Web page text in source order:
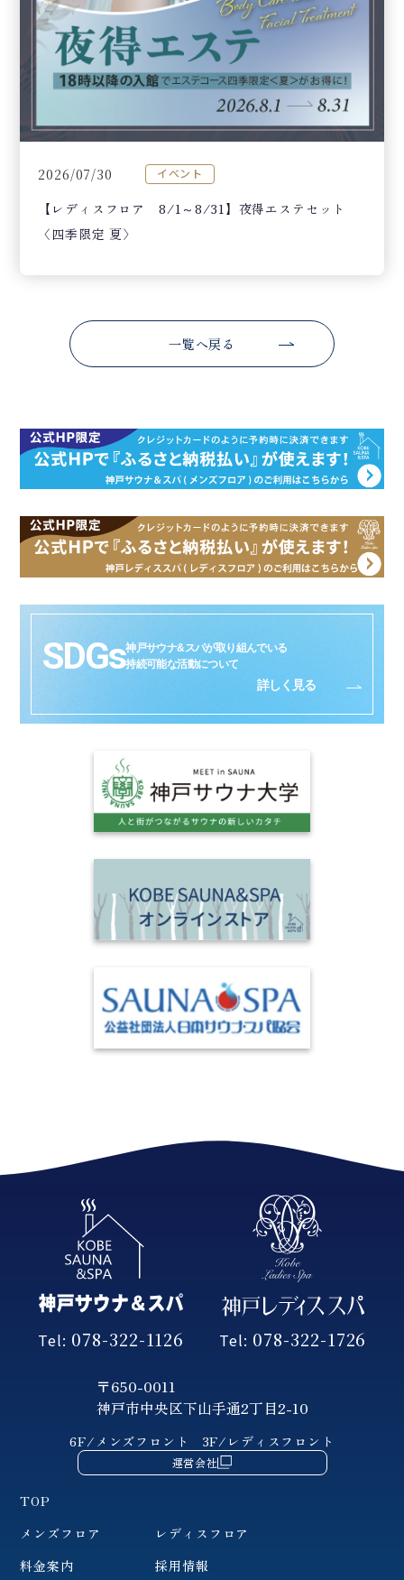
2026/07/30 イベント
【レディスフロア 8/1～8/31】夜得エステセット
〈四季限定 夏〉
一覧へ戻る
SDGs神戸サウナ&スパが取り組んでいる
持続可能な活動について
詳しく見る
Tel: 078-322-1126 Tel: 078-322-1726
〒650-0011
神戸市中央区下山手通2丁目2-10
6F/メンズフロント 3F/レディスフロント
運営会社
TOP
メンズフロア
料金案内
レディスフロア
採用情報